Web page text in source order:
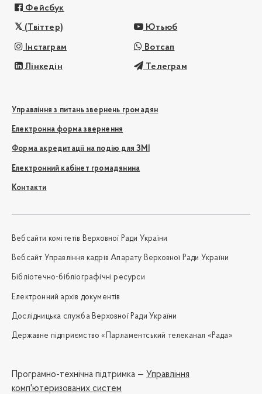
Фейсбук
(Твіттер) Ютьюб
Інстаграм Вотсап
Лінкедін Телеграм
Управління з питань звернень громадян
Електронна форма звернення
Форма акредитації на подію для ЗМІ
Електронний кабінет громадянина
Контакти
Вебсайти комітетів Верховної Ради України
Вебсайт Управління кадрів Апарату Верховної Ради України
Бібліотечно-бібліографічні ресурси
Електронний архів документів
Дослідницька служба Верховної Ради України
Державне підприємство «Парламентський телеканал «Рада»
Програмно-технічна підтримка — Управління
комп'ютеризованих систем